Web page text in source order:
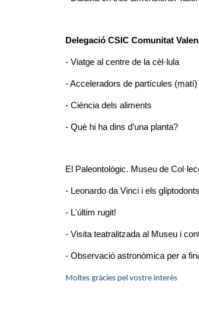
Delegació CSIC Comunitat
- Viatge al centre de la cèl·lula
- Acceleradors de partícules
- Ciència dels aliments
- Què hi ha dins d’una planta?
El Paleontològic. Museu de
- Leonardo da Vinci i els gliptodonts
- L'últim rugit!
- Visita teatralitzada al Museu i
- Observació astronòmica per a
Moltes gràcies pel vostre interès